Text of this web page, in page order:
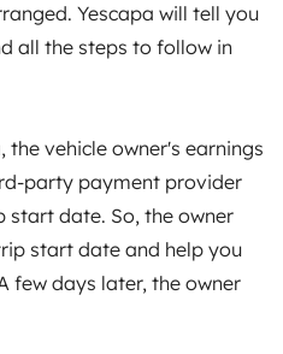
Yescapa will tell you
all the steps to follow in
the vehicle owner's earnings
party payment provider
date. So, the owner
start date and help you
few days later, the owner
system